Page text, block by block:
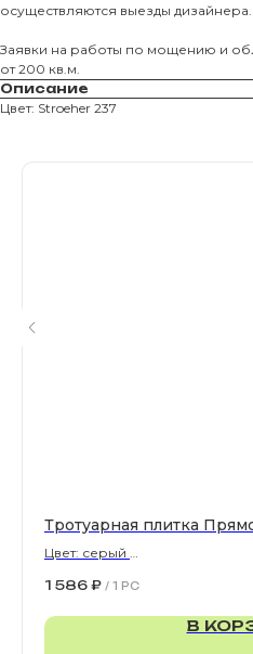
осуществляются выезды дизайнера.
Заявки на работы по мощению и
от 200 кв.м.
Описание
Цвет: Stroeher 237
Тротуарная плитка
Цвет: серый
1 586 ₽ / 1 PC
В